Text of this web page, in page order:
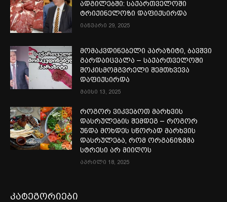
ადგილებში: საქართველოში
ტრიქინელოზი დაფიქსირდა
იანვარი 29, 2025
მომაკვდინებელი პარაზიტი, ბავშვი
გარდაიცვალა – საქართველოში
შოკისმომგვრელი შემთხვევა
დაფიქსირდა
მაისი 13, 2025
როგორ ვიკვებოთ მარხვის
დასრულების შემდეგ – როგორ
უნდა მოხდეს სწორად მარხვის
დასრულება, რომ ორგანიზმმა
სტრესი არ მიიღოს
აპრილი 18, 2025
კატეგორიები